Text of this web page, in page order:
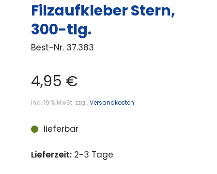
Filzaufkleber Stern,
300-tlg.
Best-Nr. 37.383
4,95 €
inkl. 19 % MwSt. zzgl. Versandkosten
lieferbar
Lieferzeit: 2-3 Tage